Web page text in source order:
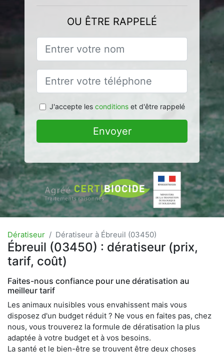
OU ÊTRE RAPPELÉ
J'accepte les conditionset d'être rappelé
Envoyer
Dératiseur Dératiseur à Ébreuil (03450)
Ébreuil (03450) : dératiseur (prix,
tarif, coût)
Faites-nous confiance pour une dératisation au
meilleur tarif
Les animaux nuisibles vous envahissent mais vous
disposez d'un budget réduit ? Ne vous en faites pas, chez
nous, vous trouverez la formule de dératisation la plus
adaptée à votre budget et à vos besoins.
La santé et le bien-être se trouvent être deux choses